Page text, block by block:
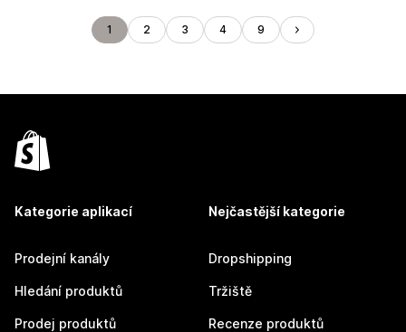
1 2 3 4 9
Kategorie aplikací
Prodejní kanály
Hledání produktů
Prodej produktů
Nejčastější kategorie
Dropshipping
Tržiště
Recenze produktů